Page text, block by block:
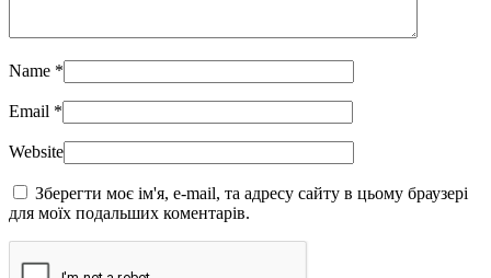
Name *
Email *
Website
Зберегти моє ім'я, e-mail, та адресу сайту в цьому браузері
для моїх подальших коментарів.